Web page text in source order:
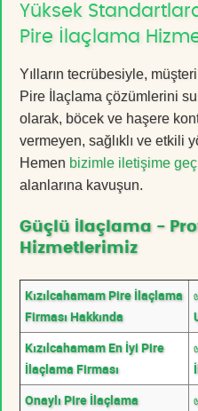
Yüksek
Pire İlaçlama
Yılların tecrübesiyle,
Pire İlaçlama çözümlerini
olarak, böcek ve haşere
vermeyen, sağlıklı ve etkili
Hemen bizimle iletişime
alanlarına kavuşun.
Güçlü İlaçlama -
Hizmetlerimiz
Kızılcahamam Pire İlaçlama
Firması Hakkında
Kızılcahamam En İyi Pire
İlaçlama Firması
Onaylı Pire İlaçlama